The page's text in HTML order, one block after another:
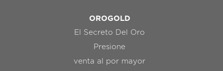
OROGOLD
El Secreto Del Oro
Presione
venta al por mayor